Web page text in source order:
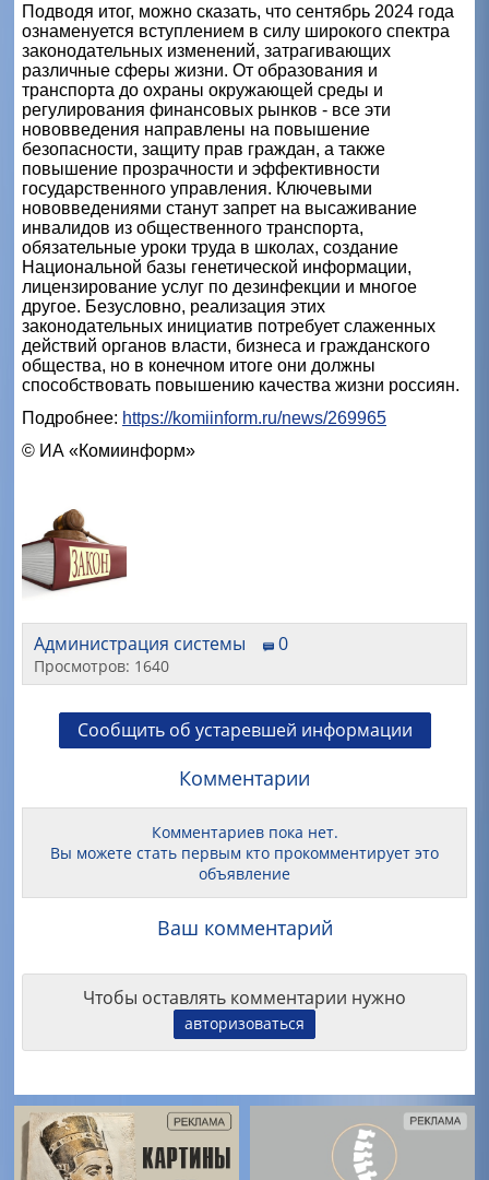
Подводя итог, можно сказать, что сентябрь 2024 года
ознаменуется вступлением в силу широкого спектра
законодательных изменений, затрагивающих
различные сферы жизни. От образования и
транспорта до охраны окружающей среды и
регулирования финансовых рынков - все эти
нововведения направлены на повышение
безопасности, защиту прав граждан, а также
повышение прозрачности и эффективности
государственного управления. Ключевыми
нововведениями станут запрет на высаживание
инвалидов из общественного транспорта,
обязательные уроки труда в школах, создание
Национальной базы генетической информации,
лицензирование услуг по дезинфекции и многое
другое. Безусловно, реализация этих
законодательных инициатив потребует слаженных
действий органов власти, бизнеса и гражданского
общества, но в конечном итоге они должны
способствовать повышению качества жизни россиян.
Подробнее: https://komiinform.ru/news/269965
© ИА «Комиинформ»
Администрация системы 0
Просмотров: 1640
Сообщить об устаревшей информации
Комментарии
Комментариев пока нет.
Вы можете стать первым кто прокомментирует это
объявление
Ваш комментарий
Чтобы оставлять комментарии нужно
авторизоваться